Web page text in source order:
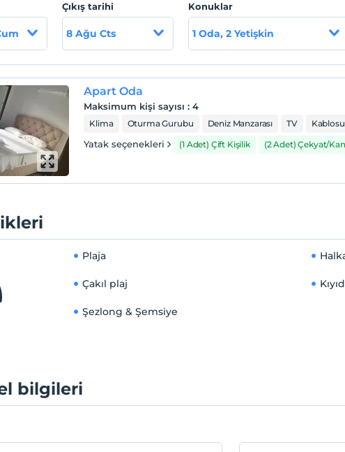
Çıkış tarihi
8 Ağu Cts
Konuklar
1 Oda, 2 Yetişkin
Apart Oda
Maksimum kişi sayısı :4
Klima Oturma Gurubu Deniz Manzarası TV
Yatak seçenekleri (1 Adet) Çift Kişilik (2 Adet) Çekyat/
Plaja
Çakıl plaj
Şezlong & Şemsiye
bilgileri